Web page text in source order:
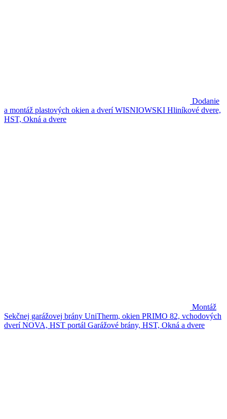
Dodanie
a montáž plastových okien a dverí WISNIOWSKI Hliníkové dvere,
HST, Okná a dvere
Montáž
Sekčnej garážovej brány UniTherm, okien PRIMO 82, vchodových
dverí NOVA, HST portál Garážové brány, HST, Okná a dvere